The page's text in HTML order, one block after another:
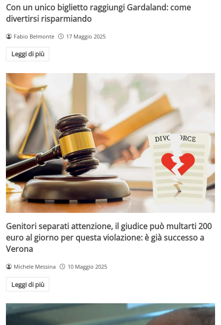
Con un unico biglietto raggiungi Gardaland: come
divertirsi risparmiando
Fabio Belmonte 17 Maggio 2025
Leggi di più
Genitori separati attenzione, il giudice può multarti 200
euro al giorno per questa violazione: è già successo a
Verona
Michele Messina 10 Maggio 2025
Leggi di più